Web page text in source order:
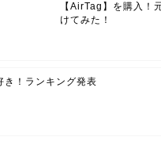
【AirTag】を購入！
けてみた！
き！ランキング発表